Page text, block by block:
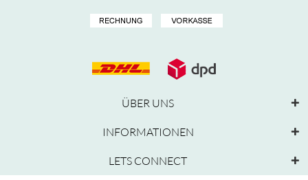
ÜBER UNS
INFORMATIONEN
LETS CONNECT